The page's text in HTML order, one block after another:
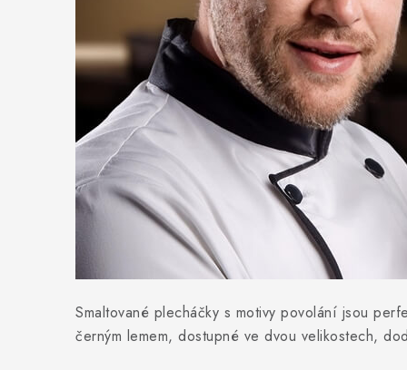
Smaltované plecháčky s motivy povolání jsou
černým lemem, dostupné ve dvou velikostech,